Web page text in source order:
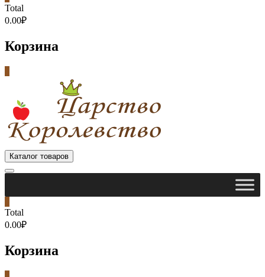
Total
0.00₽
Корзина
Каталог товаров
Total
0.00₽
Корзина